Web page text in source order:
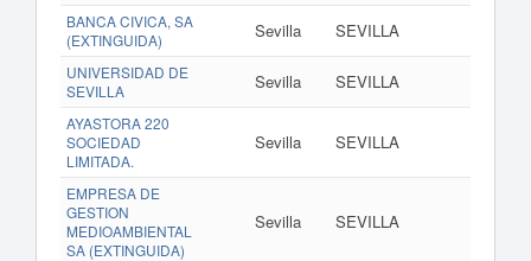
BANCA CIVICA, SA
(EXTINGUIDA)
Sevilla SEVILLA
UNIVERSIDAD DE
SEVILLA
Sevilla SEVILLA
AYASTORA 220
SOCIEDAD
LIMITADA.
Sevilla SEVILLA
EMPRESA DE
GESTION
MEDIOAMBIENTAL
SA (EXTINGUIDA)
Sevilla SEVILLA